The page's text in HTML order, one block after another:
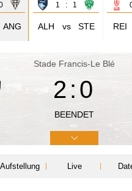
ANG
1 : 1
ALH vs STE REI
Stade Francis-Le Blé
2:0
BEENDET
Aufstellung Live